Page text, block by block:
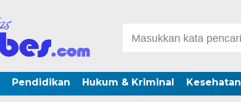
Pendidikan Hukum & Kriminal Kesehatan